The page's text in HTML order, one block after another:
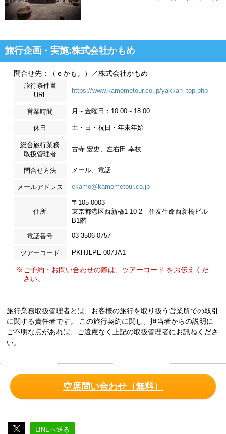
旅行企画・実施:株式会社かもめ
問合せ先：（ｅかも。）／株式会社かもめ
旅行条件書
URL
https://www.kamometour.co.jp/yakkan_top.php
営業時間 月～金曜日：10:00～18:00
休日 土・日・祝日・年末年始
総合旅行業務
取扱管理者
古寺 宏史、左右田 幸枝
問合せ方法 メール、電話
メールアドレス ekamo@kamometour.co.jp
住所
〒105-0003
東京都港区西新橋1-10-2 住友生命西新橋ビル
B1階
電話番号 03-3506-0757
ツアーコード PKHJLPE-007JA1
※ご予約・お問い合わせの際は、ツアーコード をお伝えくだ
さい。
旅行業務取扱管理者とは、お客様の旅行を取り扱う営業所での取引
に関する責任者です。 この旅行契約に関し、担当者からの説明に
ご不明な点があれば、ご遠慮なく上記の取扱管理者にお訊ねくださ
い。
空席問い合わせ（無料）
LINEへ送る